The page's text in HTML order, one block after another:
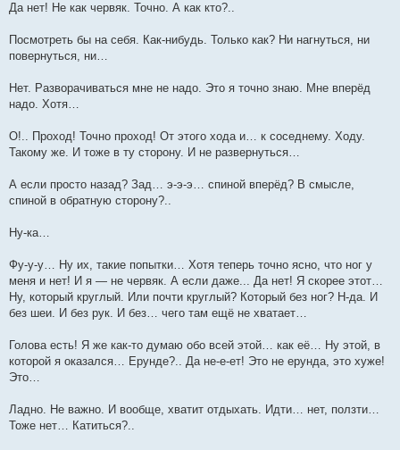
Да нет! Не как червяк. Точно. А как кто?..
Посмотреть бы на себя. Как-нибудь. Только как? Ни нагнуться, ни
повернуться, ни…
Нет. Разворачиваться мне не надо. Это я точно знаю. Мне вперёд
надо. Хотя…
О!.. Проход! Точно проход! От этого хода и… к соседнему. Ходу.
Такому же. И тоже в ту сторону. И не развернуться…
А если просто назад? Зад… э-э-э… спиной вперёд? В смысле,
спиной в обратную сторону?..
Ну-ка…
Фу-у-у… Ну их, такие попытки… Хотя теперь точно ясно, что ног у
меня и нет! И я — не червяк. А если даже... Да нет! Я скорее этот…
Ну, который круглый. Или почти круглый? Который без ног? Н-да. И
без шеи. И без рук. И без… чего там ещё не хватает…
Голова есть! Я же как-то думаю обо всей этой… как её… Ну этой, в
которой я оказался… Ерунде?.. Да не-е-ет! Это не ерунда, это хуже!
Это…
Ладно. Не важно. И вообще, хватит отдыхать. Идти… нет, ползти…
Тоже нет… Катиться?..